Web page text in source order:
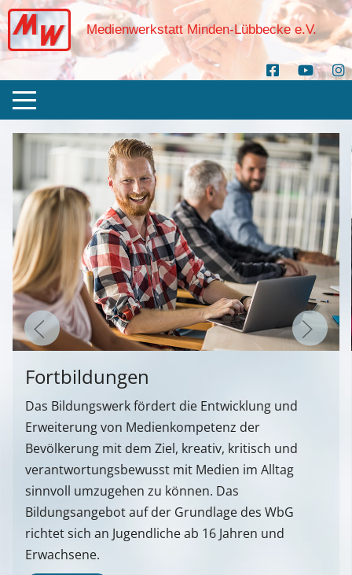
Medienwerkstatt Minden-Lübbecke e.V.
Fortbildungen
Das Bildungswerk fördert die Entwicklung und
Erweiterung von Medienkompetenz der
Bevölkerung mit dem Ziel, kreativ, kritisch und
verantwortungsbewusst mit Medien im Alltag
sinnvoll umzugehen zu können. Das
Bildungsangebot auf der Grundlage des WbG
richtet sich an Jugendliche ab 16 Jahren und
Erwachsene.